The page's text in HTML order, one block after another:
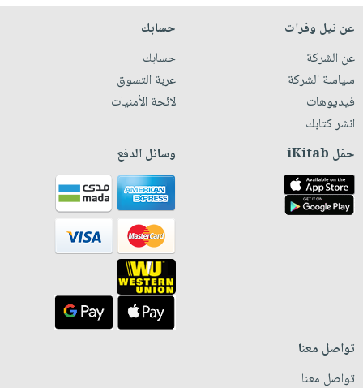
عن نيل وفرات
عن الشركة
سياسة الشركة
فيديوهات
انشر كتابك
حسابك
حسابك
عربة التسوق
لائحة الأمنيات
حمّل iKitab وسائل الدفع
تواصل معنا
تواصل معنا